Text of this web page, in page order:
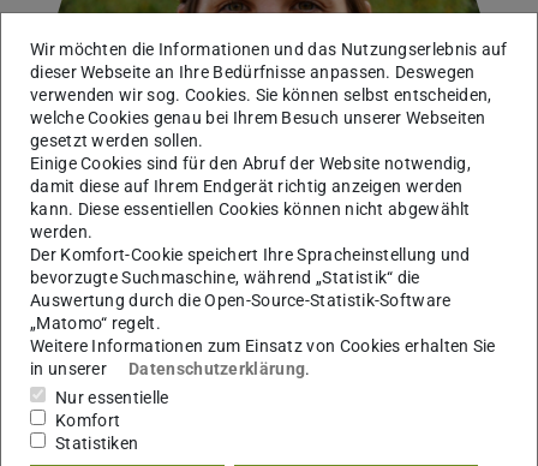
Arbeitsgebiet(e)
Diversity and Ecology of Lower Plants
Kontakt
Wir möchten die Informationen und das Nutzungserlebnis auf
dieser Webseite an Ihre Bedürfnisse anpassen. Deswegen
verwenden wir sog. Cookies. Sie können selbst entscheiden,
welche Cookies genau bei Ihrem Besuch unserer Webseiten
gesetzt werden sollen.
Einige Cookies sind für den Abruf der Website notwendig,
damit diese auf Ihrem Endgerät richtig anzeigen werden
kann. Diese essentiellen Cookies können nicht abgewählt
werden.
Der Komfort-Cookie speichert Ihre Spracheinstellung und
bevorzugte Suchmaschine, während „Statistik“ die
Auswertung durch die Open-Source-Statistik-Software
„Matomo“ regelt.
Weitere Informationen zum Einsatz von Cookies erhalten Sie
in unserer
Datenschutzerklärung.
Nur essentielle
Komfort
Statistiken